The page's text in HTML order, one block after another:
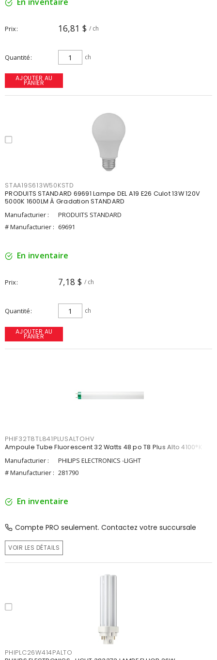
Prix 16,81 $ / ch
Quantité ch
AJOUTER AU
PANIER
STAA19S613W50KSTD
PRODUITS STANDARD 69691 Lampe DEL A19 E26 Culot 13W 120V
5000K 1600LM À Gradation STANDARD
Manufacturier :
PRODUITS STANDARD
# Manufacturier : 69691
En inventaire
Prix 7,18 $ / ch
Quantité ch
AJOUTER AU
PANIER
PHIF32T8TL841PLUSALTOHV
Ampoule Tube Fluorescent 32 Watts 48 po T8 Plus Alto 4100°K
Manufacturier :
PHILIPS ELECTRONICS -LIGHT
# Manufacturier : 281790
En inventaire
Compte PRO seulement. Contactez votre succursale
VOIR LES DÉTAILS
PHIPLC26W414PALTO